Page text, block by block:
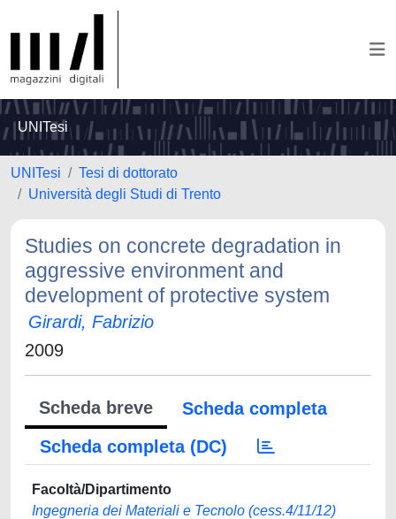
UNITesi
UNITesi
Tesi di dottorato
Università degli Studi di Trento
Studies on concrete degradation in
aggressive environment and
development of protective system
Girardi, Fabrizio
2009
Scheda breve
Scheda completa
Scheda completa (DC)
Facoltà/Dipartimento
Ingegneria dei Materiali e Tecnolo (cess.4/11/12)